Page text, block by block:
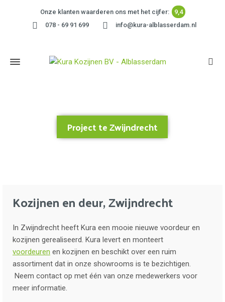
Onze klanten waarderen ons met het cijfer:
9,4
078 - 69 91 699
info@kura-alblasserdam.nl
Project te Zwijndrecht
Kozijnen en deur, Zwijndrecht
In Zwijndrecht heeft Kura een mooie nieuwe voordeur en
kozijnen gerealiseerd. Kura levert en monteert
voordeuren en kozijnen en beschikt over een ruim
assortiment dat in onze showrooms is te bezichtigen.
Neem contact op met één van onze medewerkers voor
meer informatie.